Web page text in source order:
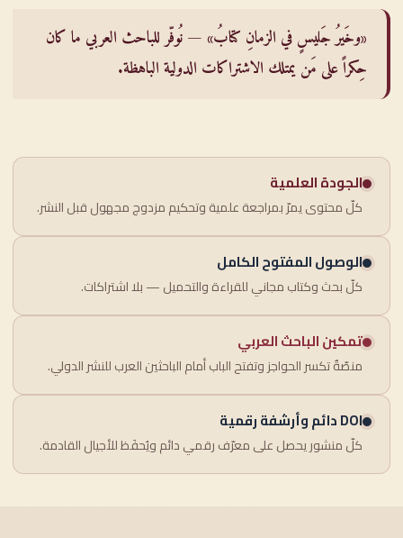
«وخَيرُ جَليسٍ في الزمانِ كتابُ» — نُوفّر للباحث العربي ما كان
حِكراً على مَن يمتلك الاشتراكات الدولية الباهظة.
الجودة العلمية
كلّ محتوى يمرّ بمراجعة علمية وتحكيم مزدوج مجهول قبل النشر.
الوصول المفتوح الكامل
كلّ بحث وكتاب مجاني للقراءة والتحميل — بلا اشتراكات.
تمكين الباحث العربي
منصّةٌ تكسر الحواجز وتفتح الباب أمام الباحثين العرب للنشر الدولي.
DOI دائم وأرشفة رقمية
كلّ منشور يحصل على معرّف رقمي دائم ويُحفَظ للأجيال القادمة.